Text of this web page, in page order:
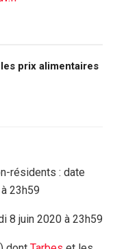
prix alimentaires
résidents : date
23h59
8 juin 2020 à 23h59